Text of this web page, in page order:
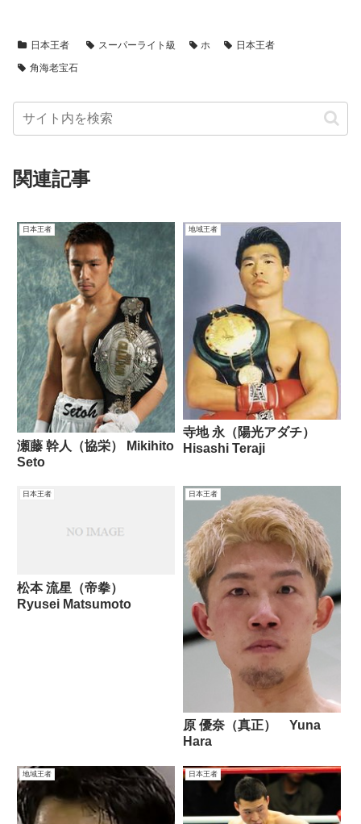
日本王者 スーパーライト級 ホ
日本王者
角海老宝石
関連記事
日本王者
瀬藤 幹人（協栄） Mikihito
Seto
地域王者
寺地 永（陽光アダチ）
Hisashi Teraji
日本王者
松本 流星（帝拳）
Ryusei Matsumoto
日本王者
原 優奈（真正） Yuna
Hara
地域王者 日本王者